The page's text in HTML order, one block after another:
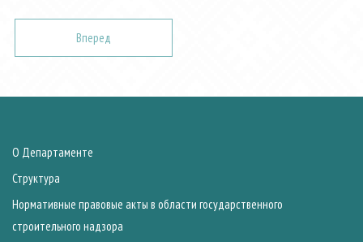
Вперед
О Департаменте
Структура
Нормативные правовые акты в области государственного
строительного надзора